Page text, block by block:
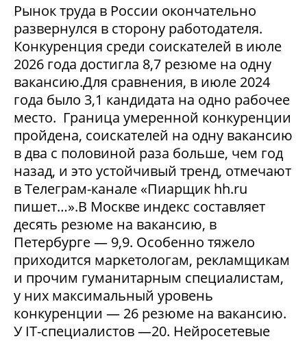
Рынок труда в России окончательно
развернулся в сторону работодателя.
Конкуренция среди соискателей в июле
2026 года достигла 8,7 резюме на одну
вакансию.Для сравнения, в июле 2024
года было 3,1 кандидата на одно рабочее
место. Граница умеренной конкуренции
пройдена, соискателей на одну вакансию
в два с половиной раза больше, чем год
назад, и это устойчивый тренд, отмечают
в Телеграм-канале «Пиарщик hh.ru
пишет…».В Москве индекс составляет
десять резюме на вакансию, в
Петербурге — 9,9. Особенно тяжело
приходится маркетологам, рекламщикам
и прочим гуманитарным специалистам,
у них максимальный уровень
конкуренции — 26 резюме на вакансию.
У IT-специалистов —20. Нейросетевые